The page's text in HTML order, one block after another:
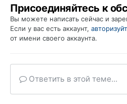
Присоединяйтесь к
Вы можете написать сейчас и
Если у вас есть аккаунт,
от имени своего аккаунта.
Ответить в этой теме...